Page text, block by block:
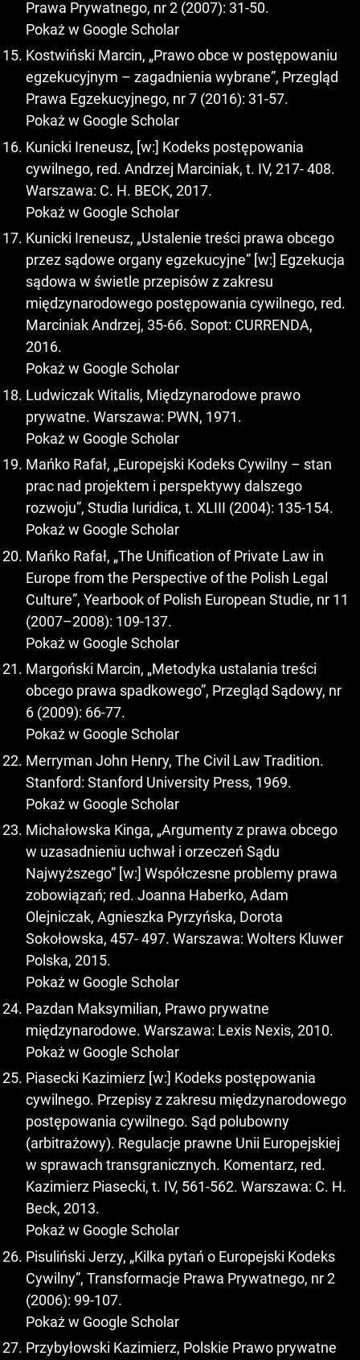
Prawa Prywatnego, nr 2 (2007): 31-50.
Pokaż w Google Scholar
Kostwiński Marcin, „Prawo obce w postępowaniu
egzekucyjnym – zagadnienia wybrane”, Przegląd
Prawa Egzekucyjnego, nr 7 (2016): 31-57.
Pokaż w Google Scholar
Kunicki Ireneusz, [w:] Kodeks postępowania
cywilnego, red. Andrzej Marciniak, t. IV, 217- 408.
Warszawa: C. H. BECK, 2017.
Pokaż w Google Scholar
Kunicki Ireneusz, „Ustalenie treści prawa obcego
przez sądowe organy egzekucyjne” [w:] Egzekucja
sądowa w świetle przepisów z zakresu
międzynarodowego postępowania cywilnego, red.
Marciniak Andrzej, 35-66. Sopot: CURRENDA,
2016.
Pokaż w Google Scholar
Ludwiczak Witalis, Międzynarodowe prawo
prywatne. Warszawa: PWN, 1971.
Pokaż w Google Scholar
Mańko Rafał, „Europejski Kodeks Cywilny – stan
prac nad projektem i perspektywy dalszego
rozwoju”, Studia Iuridica, t. XLIII (2004): 135-154.
Pokaż w Google Scholar
Mańko Rafał, „The Unification of Private Law in
Europe from the Perspective of the Polish Legal
Culture”, Yearbook of Polish European Studie, nr 11
(2007–2008): 109-137.
Pokaż w Google Scholar
Margoński Marcin, „Metodyka ustalania treści
obcego prawa spadkowego”, Przegląd Sądowy, nr
6 (2009): 66-77.
Pokaż w Google Scholar
Merryman John Henry, The Civil Law Tradition.
Stanford: Stanford University Press, 1969.
Pokaż w Google Scholar
Michałowska Kinga, „Argumenty z prawa obcego
w uzasadnieniu uchwał i orzeczeń Sądu
Najwyższego” [w:] Współczesne problemy prawa
zobowiązań; red. Joanna Haberko, Adam
Olejniczak, Agnieszka Pyrzyńska, Dorota
Sokołowska, 457- 497. Warszawa: Wolters Kluwer
Polska, 2015.
Pokaż w Google Scholar
Pazdan Maksymilian, Prawo prywatne
międzynarodowe. Warszawa: Lexis Nexis, 2010.
Pokaż w Google Scholar
Piasecki Kazimierz [w:] Kodeks postępowania
cywilnego. Przepisy z zakresu międzynarodowego
postępowania cywilnego. Sąd polubowny
(arbitrażowy). Regulacje prawne Unii Europejskiej
w sprawach transgranicznych. Komentarz, red.
Kazimierz Piasecki, t. IV, 561-562. Warszawa: C. H.
Beck, 2013.
Pokaż w Google Scholar
Pisuliński Jerzy, „Kilka pytań o Europejski Kodeks
Cywilny”, Transformacje Prawa Prywatnego, nr 2
(2006): 99-107.
Pokaż w Google Scholar
Przybyłowski Kazimierz, Polskie Prawo prywatne